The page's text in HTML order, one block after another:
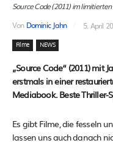
Source Code (2011) im
Von Dominic Jahn 5. April
Filme NEWS
„Source Code“ (2011) mit
erstmals in einer
Mediabook. Beste
Es gibt Filme, die fesseln
lassen uns auch danach